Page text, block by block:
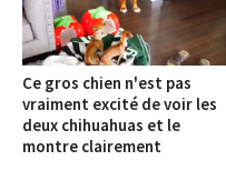
Ce gros chien n'est pas
vraiment excité de voir les
deux chihuahuas et le
montre clairement